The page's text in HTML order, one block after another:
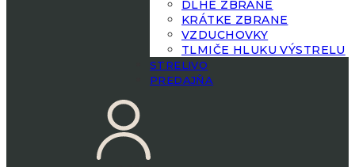
DLHÉ ZBRANE
KRÁTKE ZBRANE
VZDUCHOVKY
TLMIČE HLUKU VÝSTRELU
STRELIVO
PREDAJŇA